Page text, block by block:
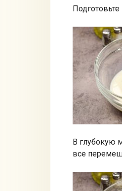
В глубокую
все